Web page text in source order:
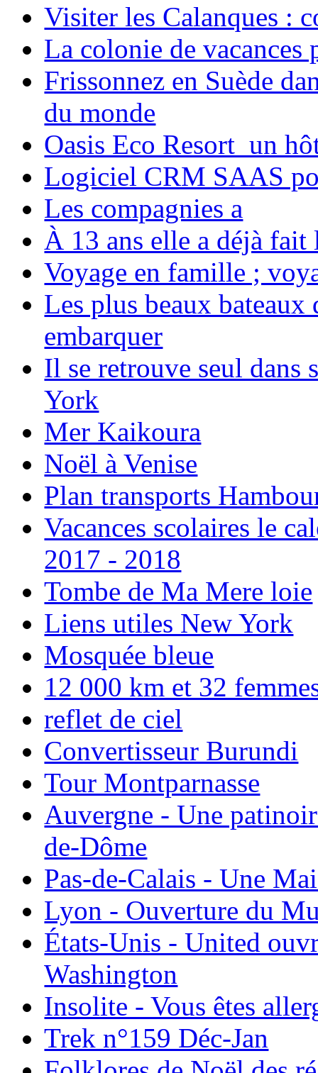
Visiter les Calanques :
La colonie de vacances
Frissonnez en Suède
du monde
Oasis Eco Resort un
Logiciel CRM SAAS
Les compagnies a
À 13 ans elle a déjà
Voyage en famille ;
Les plus beaux bateaux
embarquer
Il se retrouve seul dans
York
Mer Kaikoura
Noël à Venise
Plan transports
Vacances scolaires le
2017 - 2018
Tombe de Ma Mere loie
Liens utiles New York
Mosquée bleue
12 000 km et 32
reflet de ciel
Convertisseur Burundi
Tour Montparnasse
Auvergne - Une
de-Dôme
Pas-de-Calais - Une
Lyon - Ouverture du
États-Unis - United
Washington
Insolite - Vous êtes
Trek n°159 Déc-Jan